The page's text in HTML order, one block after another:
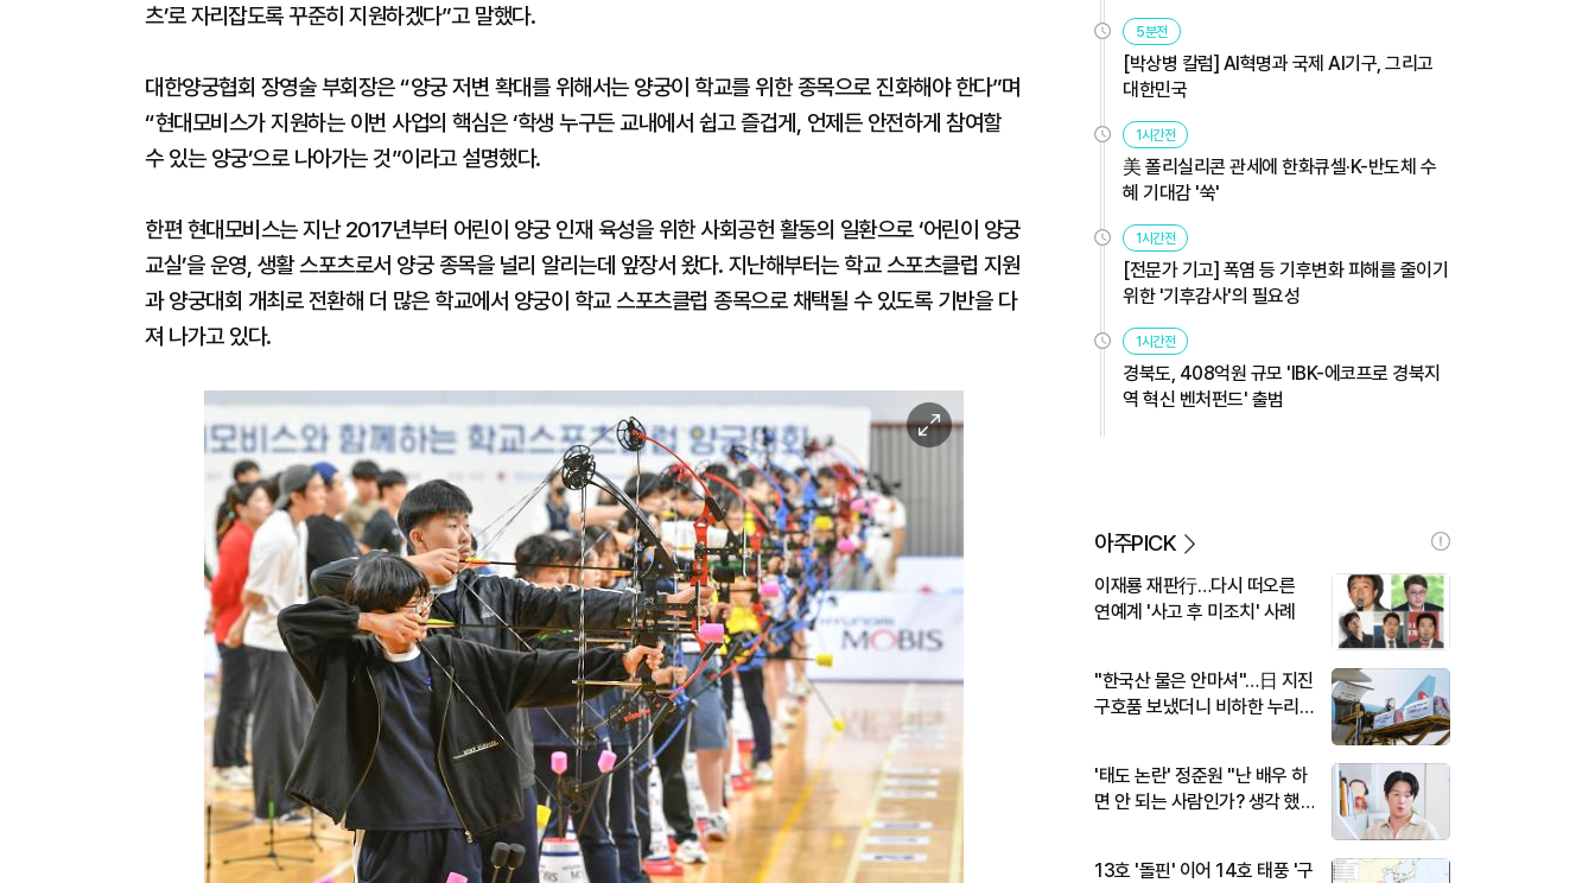
츠’로 자리잡도록 꾸준히 지원하겠다”고 말했다.
대한양궁협회 장영술 부회장은 “양궁 저변 확대를 위해서는 양궁이 학교를 위한 종목으로 진화해야 한다”며
“현대모비스가 지원하는 이번 사업의 핵심은 ‘학생 누구든 교내에서 쉽고 즐겁게, 언제든 안전하게 참여할
수 있는 양궁’으로 나아가는 것”이라고 설명했다.
한편 현대모비스는 지난 2017년부터 어린이 양궁 인재 육성을 위한 사회공헌 활동의 일환으로 ‘어린이 양궁
교실’을 운영, 생활 스포츠로서 양궁 종목을 널리 알리는데 앞장서 왔다. 지난해부터는 학교 스포츠클럽 지원
과 양궁대회 개최로 전환해 더 많은 학교에서 양궁이 학교 스포츠클럽 종목으로 채택될 수 있도록 기반을 다
져 나가고 있다.
이
미
확
대
5분전
[박상병 칼럼] AI혁명과 국제 AI기구, 그리고
대한민국
1시간전
美 폴리실리콘 관세에 한화큐셀·K-반도체 수
혜 기대감 '쑥'
1시간전
[전문가 기고] 폭염 등 기후변화 피해를 줄이기
위한 '기후감사'의 필요성
1시간전
경북도, 408억원 규모 'IBK-에코프로 경북지
역 혁신 벤처펀드' 출범
아주PICK
이재룡 재판行…다시 떠오른
연예계 '사고 후 미조치' 사례
"한국산 물은 안마셔"…日 지진
구호품 보냈더니 비하한 누리
'태도 논란' 정준원 "난 배우 하
면 안 되는 사람인가? 생각 했
13호 '돌핀' 이어 14호 태풍 '구